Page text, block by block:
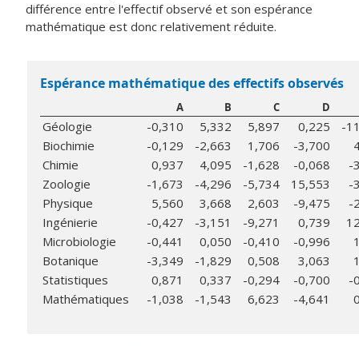
différence entre l'effectif observé et son espérance
mathématique est donc relativement réduite.
Espérance mathématique des effectifs observés
A B C D
Géologie -0,310 5,332 5,897 0,225
-
Biochimie
-0,129 -2,663 1,706 -3,700
Chimie
0,937 4,095 -1,628 -0,068
-
Zoologie
-1,673 -4,296 -5,734 15,553
-
Physique
5,560 3,668 2,603 -9,475
-
Ingénierie
-0,427 -3,151 -9,271 0,739
Microbiologie
-0,441 0,050 -0,410 -0,996
Botanique
-3,349 -1,829 0,508 3,063
Statistiques
0,871 0,337 -0,294 -0,700
-
Mathématiques
-1,038 -1,543 6,623 -4,641